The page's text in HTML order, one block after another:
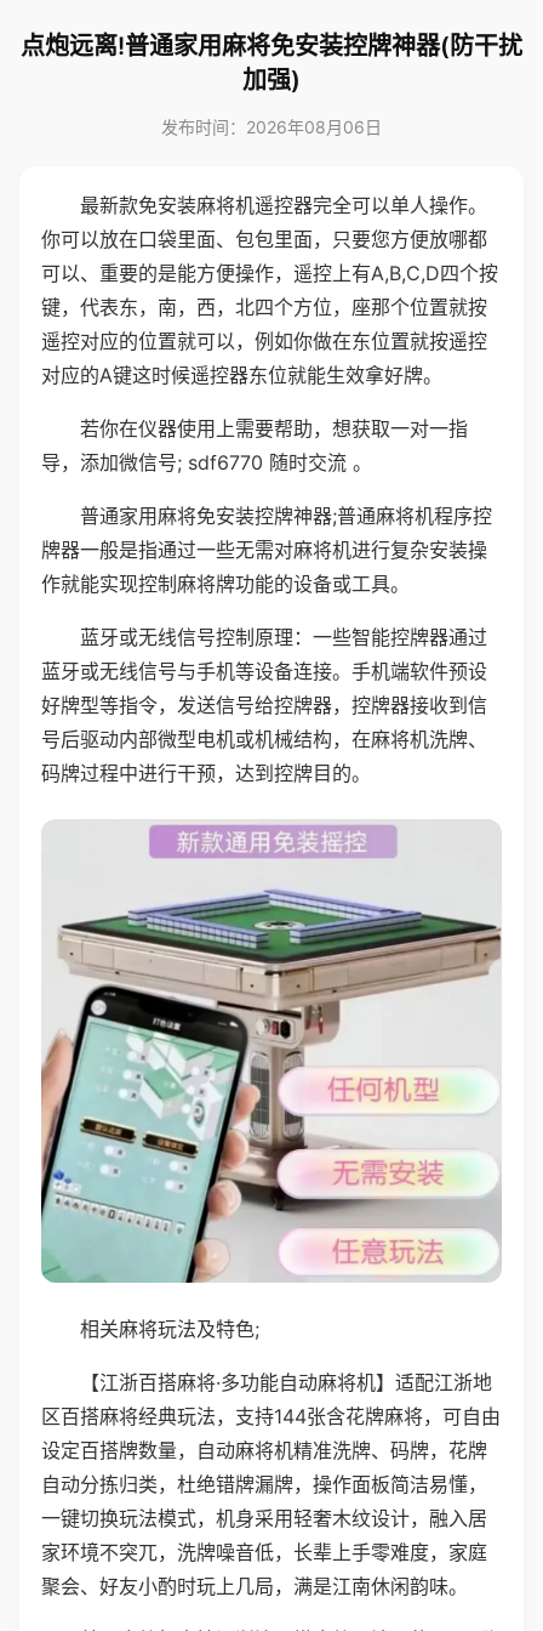
点炮远离!普通家用麻将免安装控牌神器(防干扰
加强)
发布时间：2026年08月06日
最新款免安装麻将机遥控器完全可以单人操作。
你可以放在口袋里面、包包里面，只要您方便放哪都
可以、重要的是能方便操作，遥控上有A,B,C,D四个按
键，代表东，南，西，北四个方位，座那个位置就按
遥控对应的位置就可以，例如你做在东位置就按遥控
对应的A键这时候遥控器东位就能生效拿好牌。
若你在仪器使用上需要帮助，想获取一对一指
导，添加微信号; sdf6770 随时交流 。
普通家用麻将免安装控牌神器;普通麻将机程序控
牌器一般是指通过一些无需对麻将机进行复杂安装操
作就能实现控制麻将牌功能的设备或工具。
蓝牙或无线信号控制原理：一些智能控牌器通过
蓝牙或无线信号与手机等设备连接。手机端软件预设
好牌型等指令，发送信号给控牌器，控牌器接收到信
号后驱动内部微型电机或机械结构，在麻将机洗牌、
码牌过程中进行干预，达到控牌目的。
相关麻将玩法及特色;
【江浙百搭麻将·多功能自动麻将机】适配江浙地
区百搭麻将经典玩法，支持144张含花牌麻将，可自由
设定百搭牌数量，自动麻将机精准洗牌、码牌，花牌
自动分拣归类，杜绝错牌漏牌，操作面板简洁易懂，
一键切换玩法模式，机身采用轻奢木纹设计，融入居
家环境不突兀，洗牌噪音低，长辈上手零难度，家庭
聚会、好友小酌时玩上几局，满是江南休闲韵味。